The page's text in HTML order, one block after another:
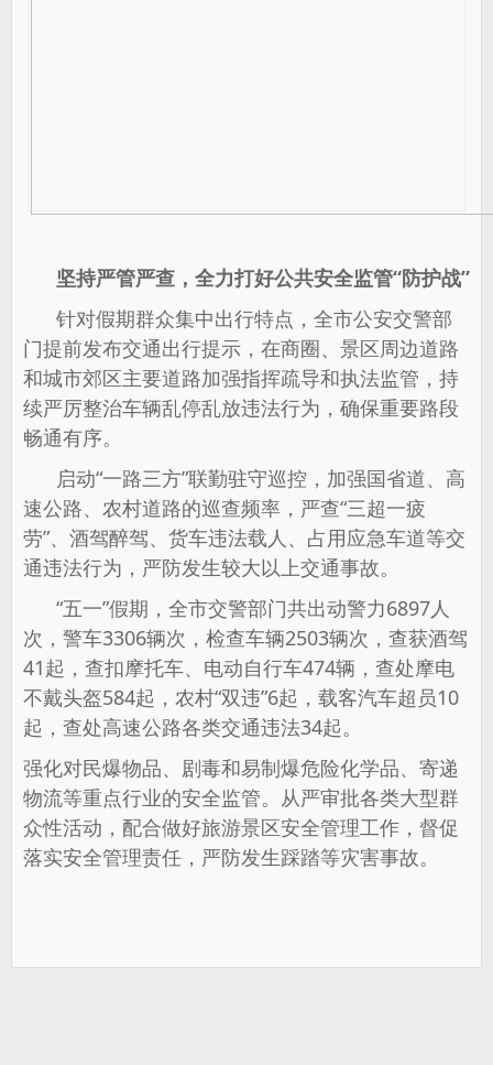
坚持严管严查，全力打好公共安全监管“防护战”
针对假期群众集中出行特点，全市公安交警部
门提前发布交通出行提示，在商圈、景区周边道路
和城市郊区主要道路加强指挥疏导和执法监管，持
续严厉整治车辆乱停乱放违法行为，确保重要路段
畅通有序。
启动“一路三方”联勤驻守巡控，加强国省道、高
速公路、农村道路的巡查频率，严查“三超一疲
劳”、酒驾醉驾、货车违法载人、占用应急车道等交
通违法行为，严防发生较大以上交通事故。
“五一”假期，全市交警部门共出动警力6897人
次，警车3306辆次，检查车辆2503辆次，查获酒驾
41起，查扣摩托车、电动自行车474辆，查处摩电
不戴头盔584起，农村“双违”6起，载客汽车超员10
起，查处高速公路各类交通违法34起。
强化对民爆物品、剧毒和易制爆危险化学品、寄递
物流等重点行业的安全监管。从严审批各类大型群
众性活动，配合做好旅游景区安全管理工作，督促
落实安全管理责任，严防发生踩踏等灾害事故。